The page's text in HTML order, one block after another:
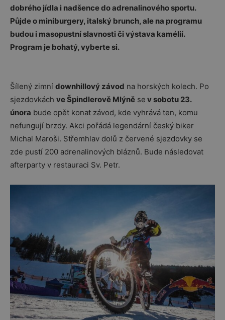
dobrého jídla i nadšence do adrenalinového sportu.
Půjde o miniburgery, italský brunch, ale na programu
budou i masopustní slavnosti či výstava kamélií.
Program je bohatý, vyberte si.
Šílený zimní downhillový závod na horských kolech. Po
sjezdovkách ve Špindlerově Mlýně se v sobotu 23.
února bude opět konat závod, kde vyhrává ten, komu
nefungují brzdy. Akci pořádá legendární český biker
Michal Maroši. Střemhlav dolů z červené sjezdovky se
zde pustí 200 adrenalinových bláznů. Bude následovat
afterparty v restauraci Sv. Petr.